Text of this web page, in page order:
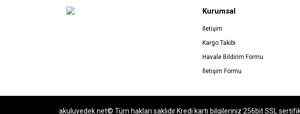
Kurumsal
İletişim
Kargo Takibi
Havale Bildirim Formu
İletişim Formu
akuluyedek.net© Tüm hakları saklıdır.Kredi kartı bilgileriniz 256bit SSL